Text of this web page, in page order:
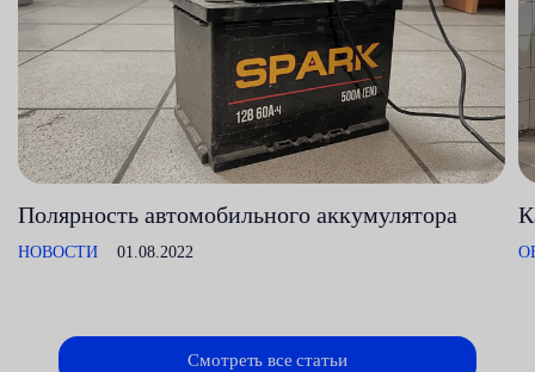
Полярность автомобильного аккумулятора
НОВОСТИ 01.08.2022
Смотреть все статьи